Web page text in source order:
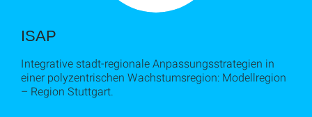
ISAP
Integrative stadt-regionale Anpassungsstrategien in
einer polyzentrischen Wachstumsregion: Modellregion
– Region Stuttgart.